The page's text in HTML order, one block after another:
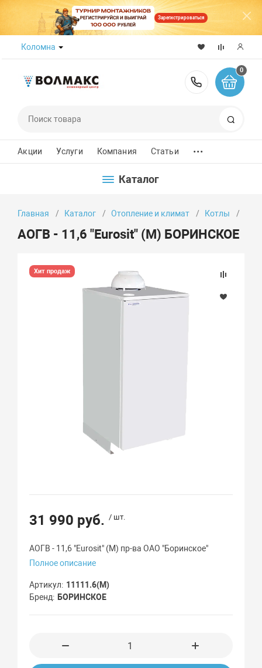
Зарегистрироваться
Коломна
8 (800)
0
Акции Услуги Компания Статьи ...
Каталог
Главная Каталог Отопление и климат Котлы
АОГВ - 11,6 "Eurosit" (М) БОРИНСКОЕ
Хит продаж
31 990 руб. / шт.
АОГВ - 11,6 "Eurosit" (М) пр-ва ОАО "Боринское"
Полное описание
Артикул
11111.6(М)
Бренд
БОРИНСКОЕ